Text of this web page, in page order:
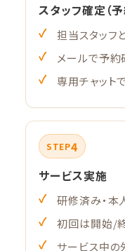
スタッフ確定（予
担当スタッフ
メールで予
専用チャット
STEP4
サービス実施
研修済み・本
初回は開始/
サービス中